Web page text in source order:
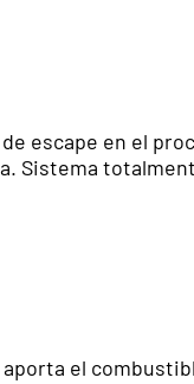
escape en el
Sistema
el